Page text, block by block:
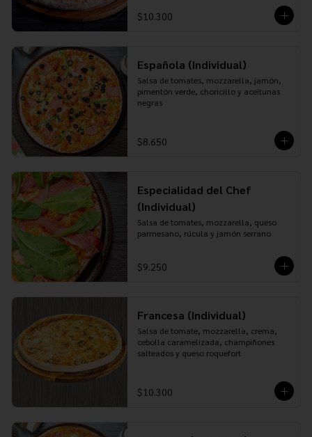
$10.300
Española (Individual)
Salsa de tomates, mozzarella, jamón,
pimentón verde, choricillo y aceitunas
negras
$8.650
Especialidad del Chef
(Individual)
Salsa de tomates, mozzarella, queso
parmesano, rúcula y jamón serrano
$9.250
Francesa (Individual)
Salsa de tomate, mozzarella, crema,
cebolla caramelizada, champiñones
salteados y queso roquefort
$10.300